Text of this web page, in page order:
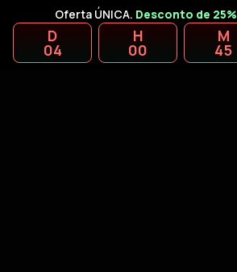
Oferta ÚNICA. Desconto de 25%
D
04
H
00
M
45